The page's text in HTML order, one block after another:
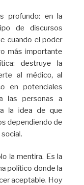
profundo: en la
de discursos
cuando el poder
más importante
destruye la
al médico, al
en potenciales
las personas a
la idea de que
dependiendo de
la mentira. Es la
político donde la
aceptable. Hoy